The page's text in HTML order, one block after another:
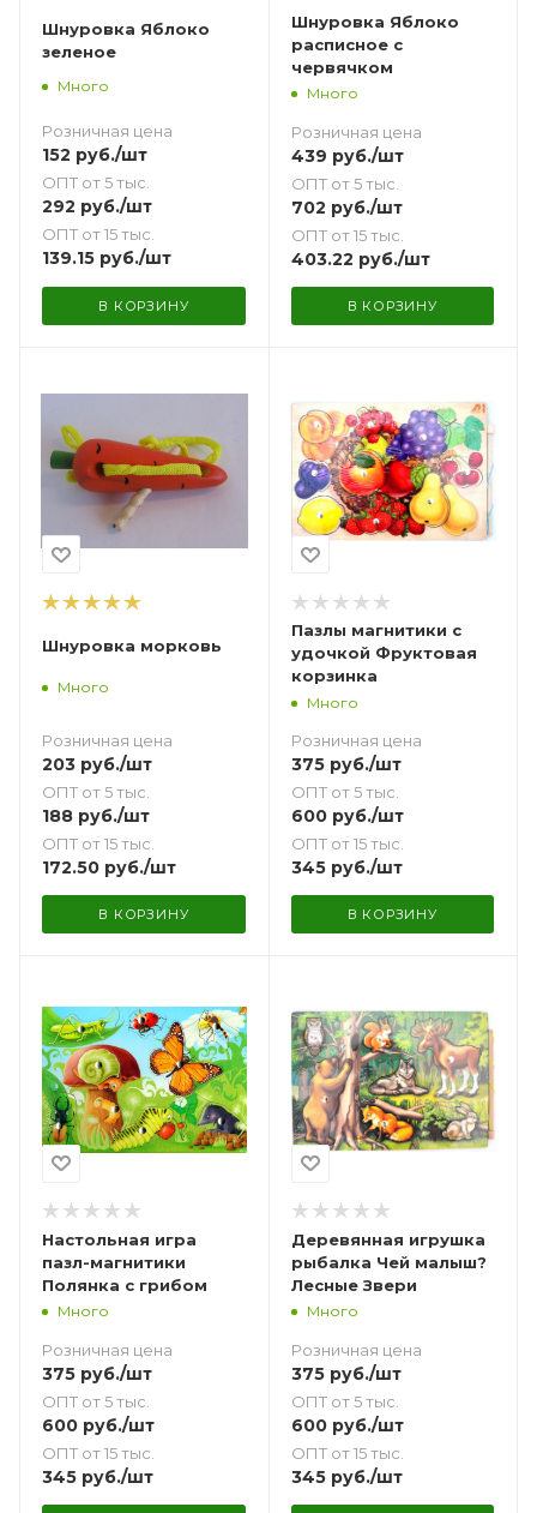
Шнуровка Яблоко
зеленое
Много
Розничная цена
152 руб./шт
ОПТ от 5 тыс.
292 руб./шт
ОПТ от 15 тыс.
139.15 руб./шт
В КОРЗИНУ
Шнуровка Яблоко
расписное с
червячком
Много
Розничная цена
439 руб./шт
ОПТ от 5 тыс.
702 руб./шт
ОПТ от 15 тыс.
403.22 руб./шт
В КОРЗИНУ
Шнуровка морковь
Много
Розничная цена
203 руб./шт
ОПТ от 5 тыс.
188 руб./шт
ОПТ от 15 тыс.
172.50 руб./шт
В КОРЗИНУ
Пазлы магнитики с
удочкой Фруктовая
корзинка
Много
Розничная цена
375руб./шт
ОПТ от 5 тыс.
600руб./шт
ОПТ от 15 тыс.
345руб./шт
В КОРЗИНУ
Настольная игра
пазл-магнитики
Полянка с грибом
Много
Розничная цена
375 руб./шт
ОПТ от 5 тыс.
600 руб./шт
ОПТ от 15 тыс.
345 руб./шт
Деревянная игрушка
рыбалка Чей малыш?
Лесные Звери
Много
Розничная цена
375руб./шт
ОПТ от 5 тыс.
600руб./шт
ОПТ от 15 тыс.
345руб./шт